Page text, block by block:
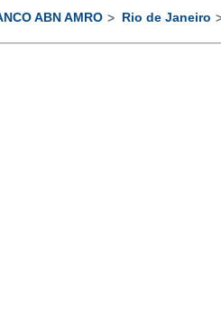
ABN AMRO Rio de Janeiro